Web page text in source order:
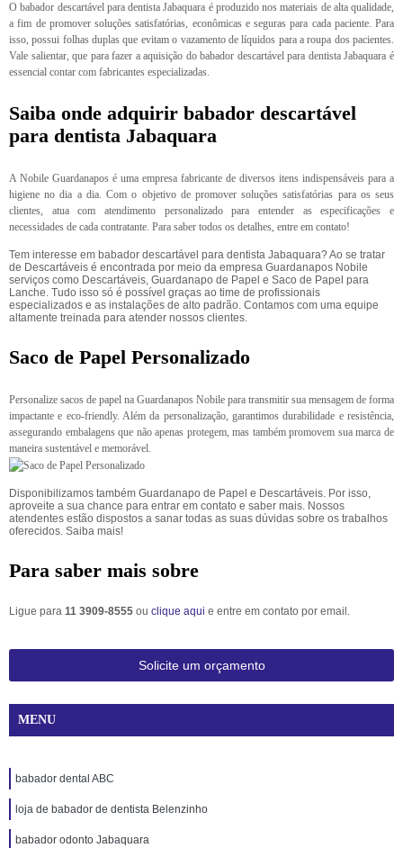
O babador descartável para dentista Jabaquara é produzido nos materiais de alta qualidade,
a fim de promover soluções satisfatórias, econômicas e seguras para cada paciente. Para
isso, possui folhas duplas que evitam o vazamento de líquidos para a roupa dos pacientes.
Vale salientar, que para fazer a aquisição do babador descartável para dentista Jabaquara é
essencial contar com fabricantes especializadas.
Saiba onde adquirir babador descartável
para dentista Jabaquara
A Nobile Guardanapos é uma empresa fabricante de diversos itens indispensáveis para a
higiene no dia a dia. Com o objetivo de promover soluções satisfatórias para os seus
clientes, atua com atendimento personalizado para entender as especificações e
necessidades de cada contratante. Para saber todos os detalhes, entre em contato!
Tem interesse em babador descartável para dentista Jabaquara? Ao se tratar
de Descartáveis é encontrada por meio da empresa Guardanapos Nobile
serviços como Descartáveis, Guardanapo de Papel e Saco de Papel para
Lanche. Tudo isso só é possível graças ao time de profissionais
especializados e as instalações de alto padrão. Contamos com uma equipe
altamente treinada para atender nossos clientes.
Saco de Papel Personalizado
Personalize sacos de papel na Guardanapos Nobile para transmitir sua mensagem de forma
impactante e eco-friendly. Além da personalização, garantimos durabilidade e resistência,
assegurando embalagens que não apenas protegem, mas também promovem sua marca de
maneira sustentável e memorável.
Disponibilizamos também Guardanapo de Papel e Descartáveis. Por isso,
aproveite a sua chance para entrar em contato e saber mais. Nossos
atendentes estão dispostos a sanar todas as suas dúvidas sobre os trabalhos
oferecidos. Saiba mais!
Para saber mais sobre
Ligue para 11 3909-8555 ou clique aqui e entre em contato por email.
Solicite um orçamento
MENU
babador dental ABC
loja de babador de dentista Belenzinho
babador odonto Jabaquara